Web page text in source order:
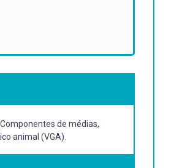
de médias,
animal (VGA).